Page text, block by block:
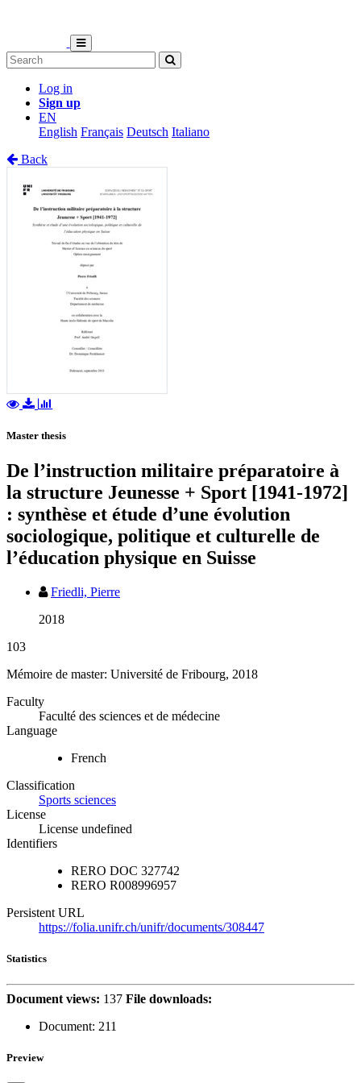
Log in
Sign up
EN
English Français Deutsch Italiano
Back
Master thesis
De l’instruction militaire préparatoire à
la structure Jeunesse + Sport [1941-1972]
: synthèse et étude d’une évolution
sociologique, politique et culturelle de
l’éducation physique en Suisse
Friedli, Pierre
2018
103
Mémoire de master: Université de Fribourg, 2018
Faculty
Faculté des sciences et de médecine
Language
French
Classification
Sports sciences
License
License undefined
Identifiers
RERO DOC 327742
RERO R008996957
Persistent URL
https://folia.unifr.ch/unifr/documents/308447
Statistics
Document views: 137 File downloads:
Document: 211
Preview